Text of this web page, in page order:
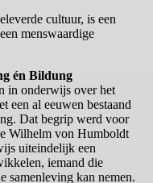
cultuur, is een
menswaardige
én Bildung
in onderwijs over het
een al eeuwen bestaand
Dat begrip werd voor
Wilhelm von Humboldt
uiteindelijk een
iemand die
samenleving kan nemen.